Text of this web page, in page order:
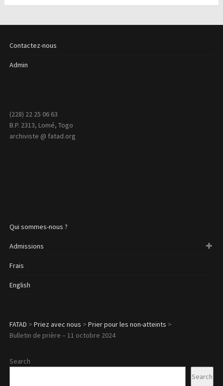
Contactez-nous
Admin
(228) 22 25 06 63
B.P. 2313, Lomé, Togo
archiviste @ fatad.org
Qui sommes-nous ?
Admissions
Frais
English
FATAD > Priez avec nous > Prier pour les non-atteints >
Bulletin de prière – 11 octobre 2024
Search
Search